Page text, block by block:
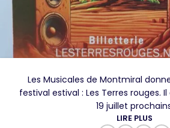
Les Musicales de Montmiral
festival estival : Les Terres rouges. Il
19 juillet
LIRE PLUS